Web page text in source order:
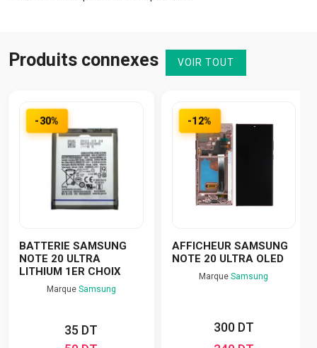
Produits connexes VOIR TOUT
-30%
BATTERIE SAMSUNG
NOTE 20 ULTRA
LITHIUM 1ER CHOIX
Marque Samsung
35 DT
-12%
AFFICHEUR SAMSUNG
NOTE 20 ULTRA OLED
MarqueSamsung
300 DT